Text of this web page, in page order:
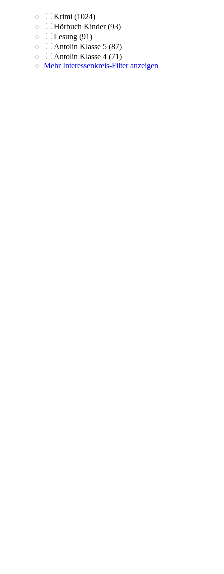
Krimi (1024)
Hörbuch Kinder (93)
Lesung (91)
Antolin Klasse 5 (87)
Antolin Klasse 4 (71)
Mehr Interessenkreis-Filter anzeigen